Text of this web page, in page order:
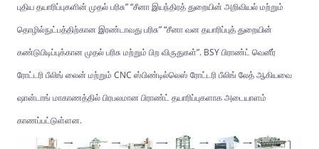
புதிய தயாரிப்புகளின் முதல் பரிசு” “சீனா இயந்திரத் துறையின் அறிவியல் மற்றும்
தொழில்நுட்பத்திற்கான இரண்டாவது பரிசு” “சீனா வன தயாரிப்புத் துறையின்
கண்டுபிடிப்புக்கான முதல் பரிசு மற்றும் பிற விருதுகள்”. BSY பிராண்ட் வெனீர்
ரோட்டரி பீலிங் லைன் மற்றும் CNC ஸ்பிண்டில்லெஸ் ரோட்டரி பீலிங் லேத் ஆகியவை
ஷான்டாங் மாகாணத்தில் பிரபலமான பிராண்ட் தயாரிப்புகளாக அடையாளம்
காணப்பட்டுள்ளன.